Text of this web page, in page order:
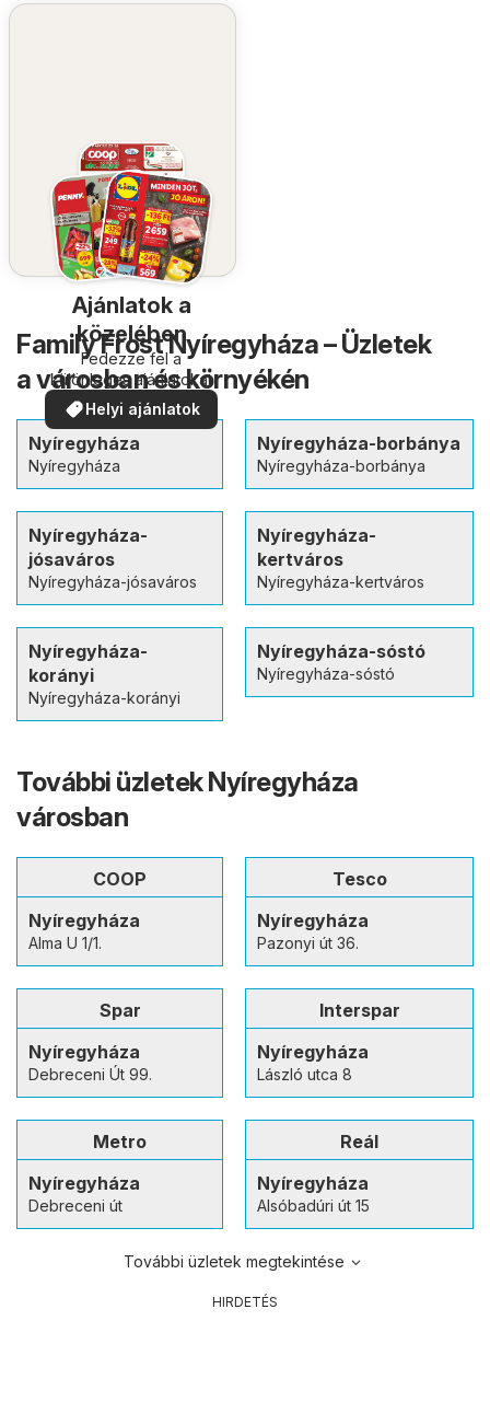
Ajánlatok a
közelében
Fedezze fel a
különleges ajánlatokat
Helyi ajánlatok
Family Frost Nyíregyháza – Üzletek
a városban és környékén
Nyíregyháza
Nyíregyháza
Nyíregyháza-borbánya
Nyíregyháza-borbánya
Nyíregyháza-
jósaváros
Nyíregyháza-jósaváros
Nyíregyháza-
kertváros
Nyíregyháza-kertváros
Nyíregyháza-
korányi
Nyíregyháza-korányi
Nyíregyháza-sóstó
Nyíregyháza-sóstó
További üzletek Nyíregyháza
városban
COOP
Nyíregyháza
Alma U 1/1.
Tesco
Nyíregyháza
Pazonyi út 36.
Spar
Nyíregyháza
Debreceni Út 99.
Interspar
Nyíregyháza
László utca 8
Metro
Nyíregyháza
Debreceni út
Reál
Nyíregyháza
Alsóbadúri út 15
További üzletek megtekintése
HIRDETÉS